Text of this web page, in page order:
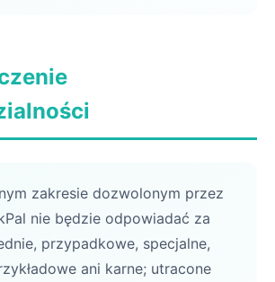
zakresie dozwolonym przez
nie będzie odpowiadać za
przypadkowe, specjalne,
ani karne; utracone